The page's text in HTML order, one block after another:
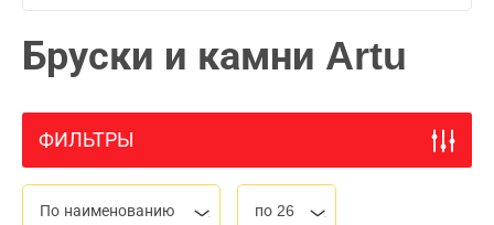
Бруски и камни Artu
ФИЛЬТРЫ
По наименованию по 26